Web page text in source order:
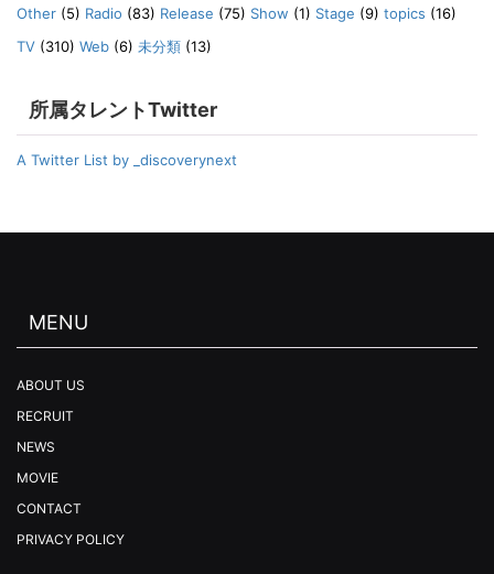
Other (5) Radio (83) Release (75) Show (1) Stage (9) topics (16)
TV (310) Web (6) 未分類 (13)
所属タレントTwitter
A Twitter List by _discoverynext
MENU
ABOUT US
RECRUIT
NEWS
MOVIE
CONTACT
PRIVACY POLICY